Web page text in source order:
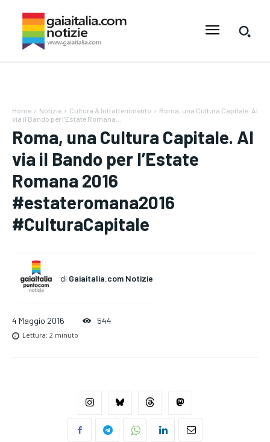
Home Notizie Cultura & Intrattenimento
Roma, una Cultura Capitale. Al
via il Bando per l'Estate Romana...
Roma, una Cultura Capitale. Al
via il Bando per l’Estate
Romana 2016
#estateromana2016
#CulturaCapitale
di Gaiaitalia.com Notizie
4 Maggio 2016 544
Lettura: 2 minuto